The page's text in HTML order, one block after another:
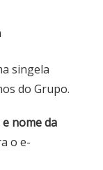
singela
do Grupo.
nome da
o e-